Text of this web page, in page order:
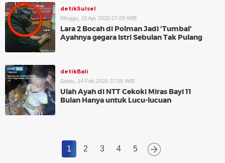
detikSulsel
Minggu, 19 Apr 2026 07:09 WIB
Lara 2 Bocah di Polman Jadi 'Tumbal'
Ayahnya gegara Istri Sebulan Tak Pulang
detikBali
Sabtu, 14 Feb 2026 07:00 WIB
Ulah Ayah di NTT Cekoki Miras Bayi 11
Bulan Hanya untuk Lucu-lucuan
1 2 3 4 5